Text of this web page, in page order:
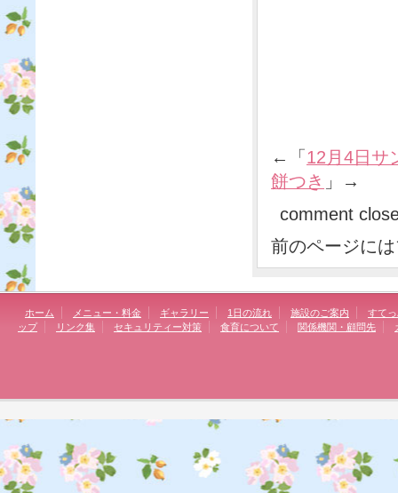
←「 12月4日サ
餅つき 」→
comment
前のページに
ホーム メニュー・料金 ギャラリー 1日の流れ 施設のご案内
すて
ップ
リンク集 セキュリティー対策 食育について 関係機関・顧問先